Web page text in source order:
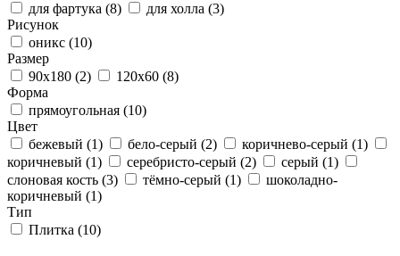
для фартука (8) для холла (3)
Рисунок
оникс (10)
Размер
90x180 (2) 120x60 (8)
Форма
прямоугольная (10)
Цвет
бежевый (1) бело-серый (2) коричнево-серый (1)
коричневый (1) серебристо-серый (2) серый (1)
слоновая кость (3) тёмно-серый (1)
шоколадно-
коричневый (1)
Тип
Плитка (10)